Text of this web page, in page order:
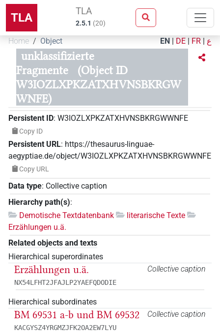
TLA TLA
2.5.1 (20)
Home Object EN | DE | FR | ع
unklassifizierte
Fragmente
(Object ID
W3IOZLXPKZATXHVNSBKRGW
WNFE)
Persistent ID: W3IOZLXPKZATXHVNSBKRGWWNFE
Copy ID
Persistent URL: https://thesaurus-linguae-
aegyptiae.de/object/W3IOZLXPKZATXHVNSBKRGWWNFE
Copy URL
Data type: Collective caption
Hierarchy path(s):
Demotische Textdatenbank
literarische Texte
Erzählungen u.ä.
Related objects and texts
Hierarchical superordinates
Collective caption
Erzählungen u.ä.
NX54LFHT2JFAJLP2YAEFQDODIE
Hierarchical subordinates
Collective caption
BM 69531 a-b und BM 69532
KACGYSZ4YRGMZJFK2OA2EW7LYU